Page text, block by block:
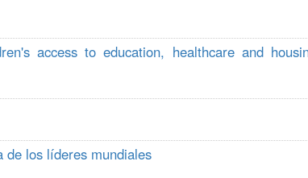
access to education, healthcare and
de los líderes mundiales